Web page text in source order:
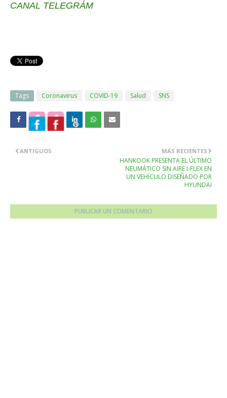
CANAL TELEGRÁM
Tags Coronavirus COVID-19 Salud SNS
MÁS RECIENTES
HANKOOK PRESENTA EL ÚLTIMO
NEUMÁTICO SIN AIRE I-FLEX EN
UN VEHÍCULO DISEÑADO POR
HYUNDAI
ANTIGUOS
PUBLICAR UN COMENTARIO